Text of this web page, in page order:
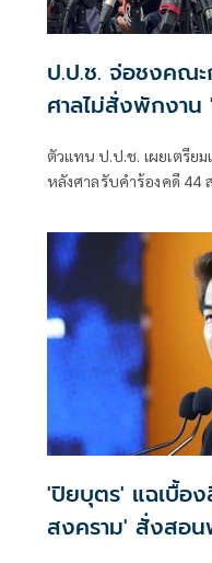
ป.ป.ช. จ่อชงคณ
ศาลไม่สั่งพักงาน
ตัวแทน ป.ป.ช. เผยเตรีย
หลังศาลรับคำร้องคดี 44
กฎหมาย-ตัวแทนพรรค
'ปิยบุตร' แฉเบื้อ
สงคราม' สั่งสอ